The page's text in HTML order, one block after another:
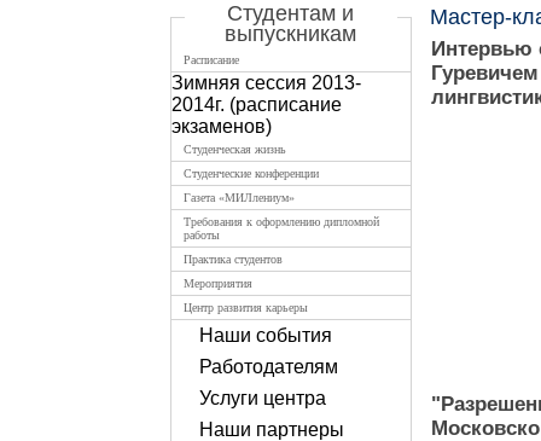
Студентам и
выпускникам
Расписание
Зимняя сессия 2013-
2014г. (расписание
экзаменов)
Студенческая жизнь
Студенческие конференции
Газета «МИЛлениум»
Требования к оформлению дипломной
работы
Практика студентов
Мероприятия
Центр развития карьеры
Наши события
Работодателям
Услуги центра
Наши партнеры
Мастер-
Интервью